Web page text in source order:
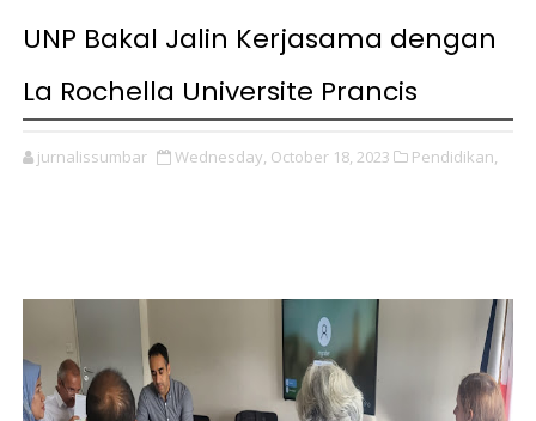
UNP Bakal Jalin Kerjasama dengan
La Rochella Universite Prancis
jurnalissumbar Wednesday, October 18, 2023 Pendidikan,